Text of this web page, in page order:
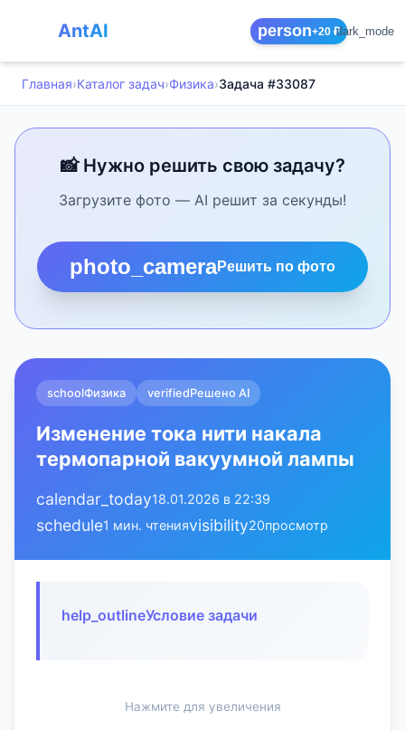
AntAI person+20 ₽dark_mode
Главная›Каталог задач›Физика›Задача #33087
📸 Нужно решить свою задачу?
Загрузите фото — AI решит за секунды!
photo_cameraРешить по фото
schoolФизика verifiedРешено AI
Изменение тока нити накала
термопарной вакуумной лампы
calendar_today18.01.2026 в 22:39
schedule1 мин. чтенияvisibility20просмотр
help_outlineУсловие задачи
Нажмите для увеличения